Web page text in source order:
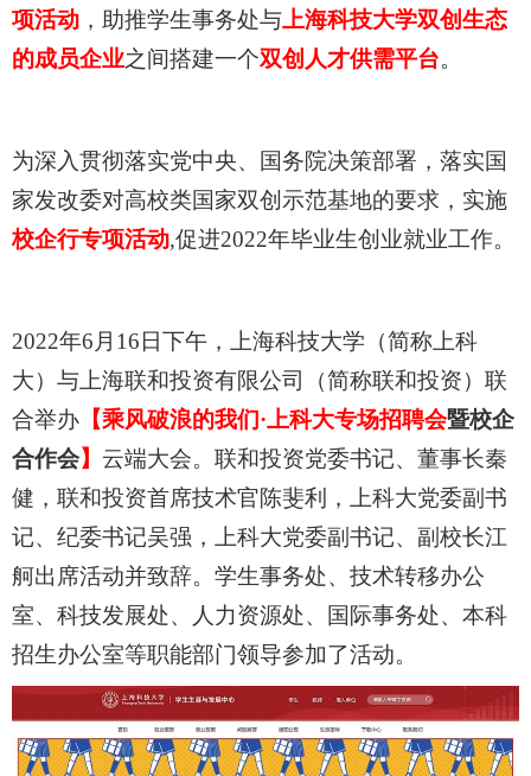
项活动 ，助推学生事务处与上海科技大学双创生态
的成员企业之间搭建一个双创人才供需平台。
为深入贯彻落实党中央、国务院决策部署，落实国
家发改委对高校类国家双创示范基地的要求，实施
校企行专项活动,促进2022年毕业生创业就业工作。
2022年6 月 16日下午，上海科技大学（简称上科
大）与上海联和投资有限公司（简称联和投资）联
合举办 【乘风破浪的我们·上科大专场招聘会暨校企
合作会】 云端大会。联和投资党委书记、董事长秦
健，联和投资首席技术官陈斐利，上科大党委副书
记、纪委书记吴强，上科大党委副书记、副校长江
舸出席活动并致辞。学生事务处、技术转移办公
室、科技发展处、人力资源处、国际事务处、本科
招生办公室等职能部门领导参加了活动。